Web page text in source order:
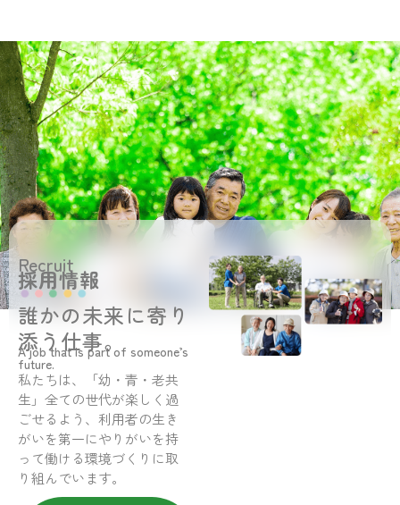
Recruit
採用情報
誰かの未来に寄り
添う仕事。
A job that is part of someone’s
future.
私たちは、「幼・青・老共
生」全ての世代が楽しく過
ごせるよう、利用者の生き
がいを第一にやりがいを持
って働ける環境づくりに取
り組んでいます。